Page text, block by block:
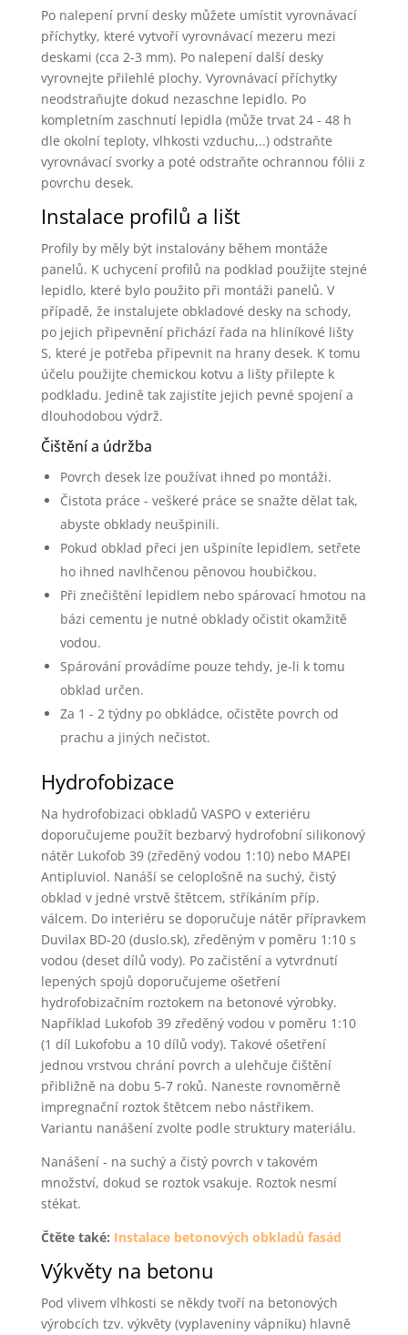
Po nalepení první desky můžete umístit vyrovnávací
příchytky, které vytvoří vyrovnávací mezeru mezi
deskami (cca 2-3 mm). Po nalepení další desky
vyrovnejte přilehlé plochy. Vyrovnávací příchytky
neodstraňujte dokud nezaschne lepidlo. Po
kompletním zaschnutí lepidla (může trvat 24 - 48 h
dle okolní teploty, vlhkosti vzduchu,..) odstraňte
vyrovnávací svorky a poté odstraňte ochrannou fólii z
povrchu desek.
Instalace profilů a lišt
Profily by měly být instalovány během montáže
panelů. K uchycení profilů na podklad použijte stejné
lepidlo, které bylo použito při montáži panelů. V
případě, že instalujete obkladové desky na schody,
po jejich připevnění přichází řada na hliníkové lišty
S, které je potřeba připevnit na hrany desek. K tomu
účelu použijte chemickou kotvu a lišty přilepte k
podkladu. Jedině tak zajistíte jejich pevné spojení a
dlouhodobou výdrž.
Čištění a údržba
Povrch desek lze používat ihned po montáži.
Čistota práce - veškeré práce se snažte dělat tak,
abyste obklady neušpinili.
Pokud obklad přeci jen ušpiníte lepidlem, setřete
ho ihned navlhčenou pěnovou houbičkou.
Při znečištění lepidlem nebo spárovací hmotou na
bázi cementu je nutné obklady očistit okamžitě
vodou.
Spárování provádíme pouze tehdy, je-li k tomu
obklad určen.
Za 1 - 2 týdny po obkládce, očistěte povrch od
prachu a jiných nečistot.
Hydrofobizace
Na hydrofobizaci obkladů VASPO v exteriéru
doporučujeme použít bezbarvý hydrofobní silikonový
nátěr Lukofob 39 (zředěný vodou 1:10) nebo MAPEI
Antipluviol. Nanáší se celoplošně na suchý, čistý
obklad v jedné vrstvě štětcem, stříkáním příp.
válcem. Do interiéru se doporučuje nátěr přípravkem
Duvilax BD-20 (duslo.sk), zředěným v poměru 1:10 s
vodou (deset dílů vody). Po začistění a vytvrdnutí
lepených spojů doporučujeme ošetření
hydrofobizačním roztokem na betonové výrobky.
Například Lukofob 39 zředěný vodou v poměru 1:10
(1 díl Lukofobu a 10 dílů vody). Takové ošetření
jednou vrstvou chrání povrch a ulehčuje čištění
přibližně na dobu 5-7 roků. Naneste rovnoměrně
impregnační roztok štětcem nebo nástřikem.
Variantu nanášení zvolte podle struktury materiálu.
Nanášení - na suchý a čistý povrch v takovém
množství, dokud se roztok vsakuje. Roztok nesmí
stékat.
Čtěte také: Instalace betonových obkladů fasád
Výkvěty na betonu
Pod vlivem vlhkosti se někdy tvoří na betonových
výrobcích tzv. výkvěty (vyplaveniny vápníku) hlavně